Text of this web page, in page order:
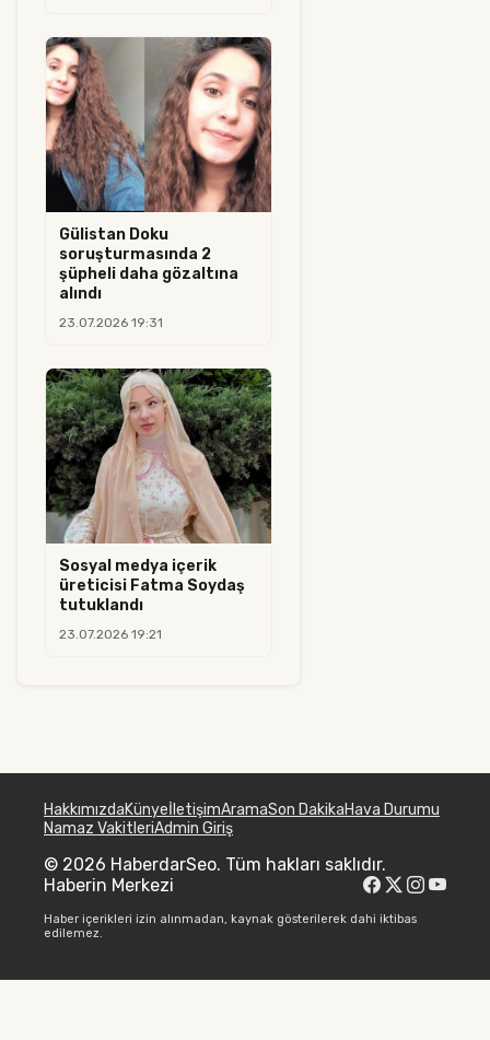
Gülistan Doku
soruşturmasında 2
şüpheli daha gözaltına
alındı
23.07.2026 19:31
Sosyal medya içerik
üreticisi Fatma Soydaş
tutuklandı
23.07.2026 19:21
HakkımızdaKünyeİletişimAramaSon DakikaHava Durumu
Namaz VakitleriAdmin Giriş
© 2026 HaberdarSeo. Tüm hakları saklıdır.
Haberin Merkezi
Haber içerikleri izin alınmadan, kaynak gösterilerek dahi iktibas
edilemez.